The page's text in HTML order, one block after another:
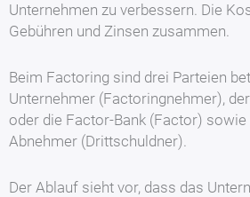
Unternehmen zu verbessern. Die
Gebühren und Zinsen zusammen.
Beim Factoring sind drei Parteien
Unternehmer (Factoringnehmer),
oder die Factor-Bank (Factor) sowie
Abnehmer (Drittschuldner).
Der Ablauf sieht vor, dass das